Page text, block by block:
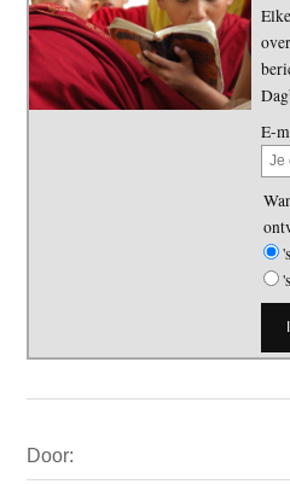
E-
Sidebar
Door: